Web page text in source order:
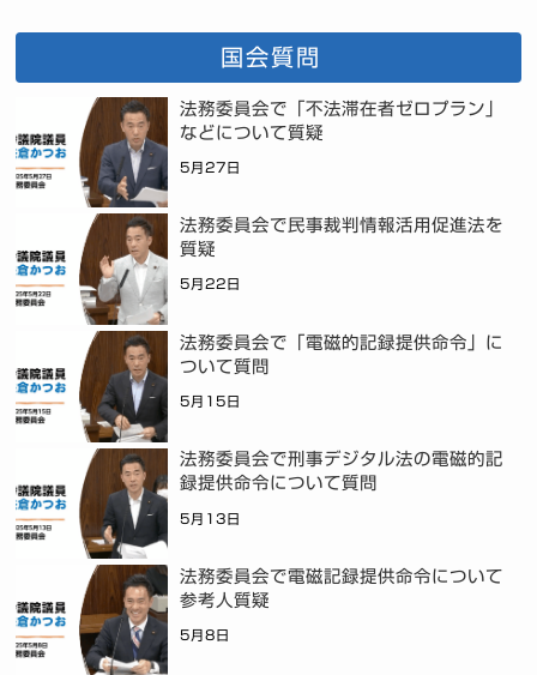
国会質問
法務委員会で「不法滞在者ゼロプラン」
などについて質疑
5月27日
法務委員会で民事裁判情報活用促進法を
質疑
5月22日
法務委員会で「電磁的記録提供命令」に
ついて質問
5月15日
法務委員会で刑事デジタル法の電磁的記
録提供命令について質問
5月13日
法務委員会で電磁記録提供命令について
参考人質疑
5月8日